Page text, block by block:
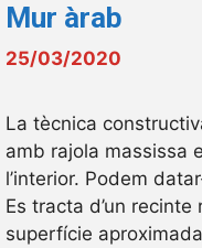
Mur àrab
25/03/2020
La tècnica
amb rajola massissa
l’interior. Podem
Es tracta d’un
superfície